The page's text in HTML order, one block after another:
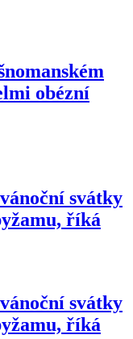
obézní
svátky
říká
svátky
říká